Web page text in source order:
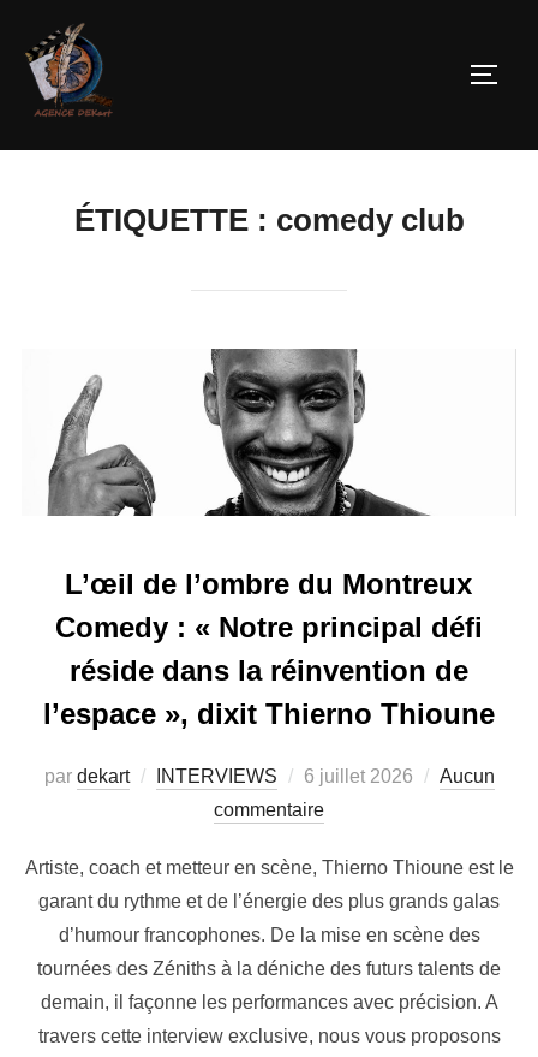
ÉTIQUETTE : comedy club
L’œil de l’ombre du Montreux
Comedy : « Notre principal défi
réside dans la réinvention de
l’espace », dixit Thierno Thioune
par dekart INTERVIEWS 6 juillet 2026
Aucun
commentaire
Artiste, coach et metteur en scène, Thierno Thioune est le
garant du rythme et de l’énergie des plus grands galas
d’humour francophones. De la mise en scène des
tournées des Zéniths à la déniche des futurs talents de
demain, il façonne les performances avec précision. A
travers cette interview exclusive, nous vous proposons